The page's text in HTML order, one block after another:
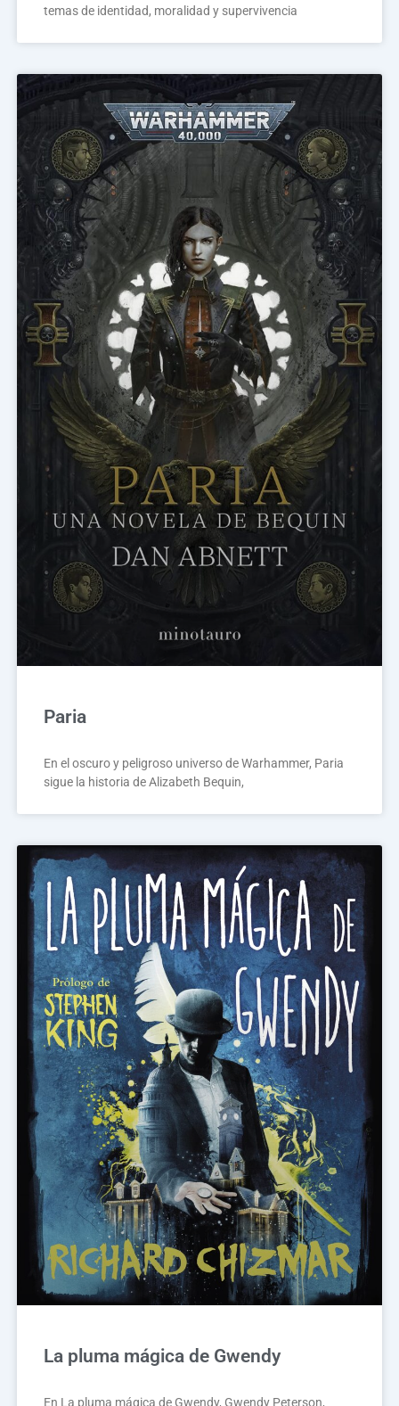
temas de identidad, moralidad y supervivencia
Paria
En el oscuro y peligroso universo de Warhammer, Paria
sigue la historia de Alizabeth Bequin,
La pluma mágica de Gwendy
En La pluma mágica de Gwendy, Gwendy Peterson,